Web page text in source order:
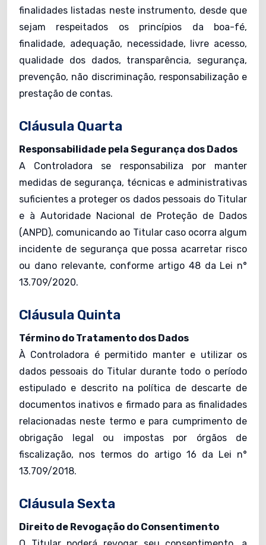
finalidades listadas neste instrumento, desde que
sejam respeitados os princípios da boa-fé,
finalidade, adequação, necessidade, livre acesso,
qualidade dos dados, transparência, segurança,
prevenção, não discriminação, responsabilização e
prestação de contas.
Cláusula Quarta
Responsabilidade pela Segurança dos Dados
A Controladora se responsabiliza por manter
medidas de segurança, técnicas e administrativas
suficientes a proteger os dados pessoais do Titular
e à Autoridade Nacional de Proteção de Dados
(ANPD), comunicando ao Titular caso ocorra algum
incidente de segurança que possa acarretar risco
ou dano relevante, conforme artigo 48 da Lei n°
13.709/2020.
Cláusula Quinta
Término do Tratamento dos Dados
À Controladora é permitido manter e utilizar os
dados pessoais do Titular durante todo o período
estipulado e descrito na política de descarte de
documentos inativos e firmado para as finalidades
relacionadas neste termo e para cumprimento de
obrigação legal ou impostas por órgãos de
fiscalização, nos termos do artigo 16 da Lei n°
13.709/2018.
Cláusula Sexta
Direito de Revogação do Consentimento